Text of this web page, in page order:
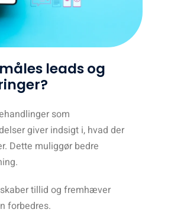
leads og
som
giver indsigt i, hvad der
Dette muliggør bedre
tillid og fremhæver
forbedres.